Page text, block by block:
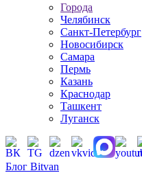
Города
Челябинск
Санкт-Петербург
Новосибирск
Самара
Пермь
Казань
Краснодар
Ташкент
Луганск
Блог Bitvan